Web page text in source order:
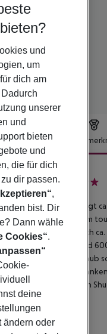
Rab Hotel
- Sahara/Rab Hotel liegt
verfügbar. Zum
Ein Supermarkt ist nach
gelangt man nach rund
km). Für Mobilität im
befindet sich ein
(gegen Gebühr) ein
und
um
dich am
unserer
und
bieten
und
die für dich
dir passen.
,
bist. Dir
Dann wähle
Cookies“.
deine
ändern oder